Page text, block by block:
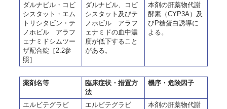
ダルナビル・コビ
シスタット・エム
トリシタビン・テ
ノホビル アラフ
ェナミドシムツー
ザ配合錠［2.2参
照］
ダルナビル、コビ
シスタット及びテ
ノホビル アラフ
ェナミドの血中濃
度が低下すること
がある。
本剤の肝薬物代謝
酵素（CYP3A）及
びP糖蛋白誘導に
よる。
薬剤名等
臨床症状・措置方
法
機序・危険因子
エルビテグラビ
エルビテグラビ
本剤の肝薬物代謝